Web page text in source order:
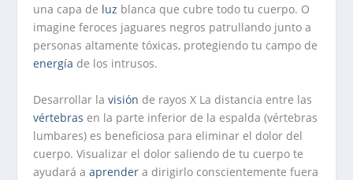
una capa de luz blanca que cubre todo tu cuerpo. O
imagine feroces jaguares negros patrullando junto a
personas altamente tóxicas, protegiendo tu campo de
energía de los intrusos.
Desarrollar lavisión de rayos X La distancia entre las
vértebras en la parte inferior de la espalda (vértebras
lumbares) es beneficiosa para eliminar el dolor del
cuerpo. Visualizar el dolor saliendo de tu cuerpo te
ayudará aaprender a dirigirlo conscientemente fuera